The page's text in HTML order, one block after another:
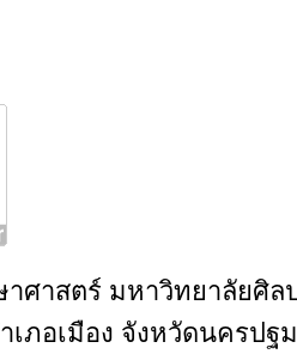
ศาสตร์ มหาวิทยาลัยศิล
เภอเมือง จังหวัดนครปฐ